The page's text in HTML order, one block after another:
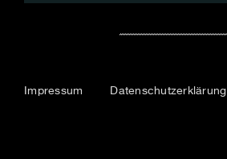
Impressum Datenschutzerklärung